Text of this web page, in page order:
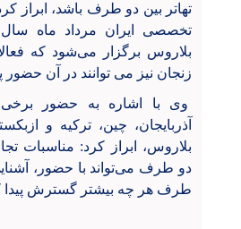
تهاتر بین دو طرف باشد، ابراز
تخصصی ایران مرداد ماه
بلاروس برگزار می‌شود که
زنجان نیز می توانند در آن حضور
وی با اشاره به حضور
آذربایجان، چین، ترکیه و
بلاروس، ابراز کرد: مناسبات
دو طرف می‌تواند با حضور،
طرف هر چه بیشتر گسترش پیدا